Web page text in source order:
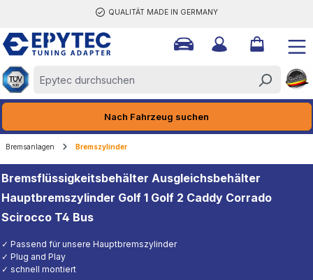
QUALITÄT MADE IN GERMANY
Nach Fahrzeug suchen
Bremsanlagen Bremszylinder
Bremsflüssigkeitsbehälter Ausgleichsbehälter
Hauptbremszylinder Golf 1 Golf 2 Caddy Corrado
Scirocco T4 Bus
✓ Passend für unsere Hauptbremszylinder
✓ Plug and Play
✓ schnell montiert